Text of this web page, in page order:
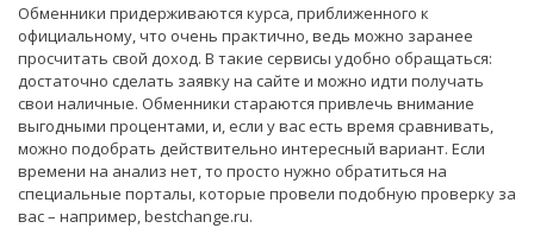
Обменники придерживаются курса, приближенного к
официальному, что очень практично, ведь можно заранее
просчитать свой доход. В такие сервисы удобно обращаться:
достаточно сделать заявку на сайте и можно идти получать
свои наличные. Обменники стараются привлечь внимание
выгодными процентами, и, если у вас есть время сравнивать,
можно подобрать действительно интересный вариант. Если
времени на анализ нет, то просто нужно обратиться на
специальные порталы, которые провели подобную проверку за
вас – например, bestchange.ru.